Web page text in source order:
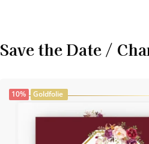
Save the Date /
10% Goldfolie